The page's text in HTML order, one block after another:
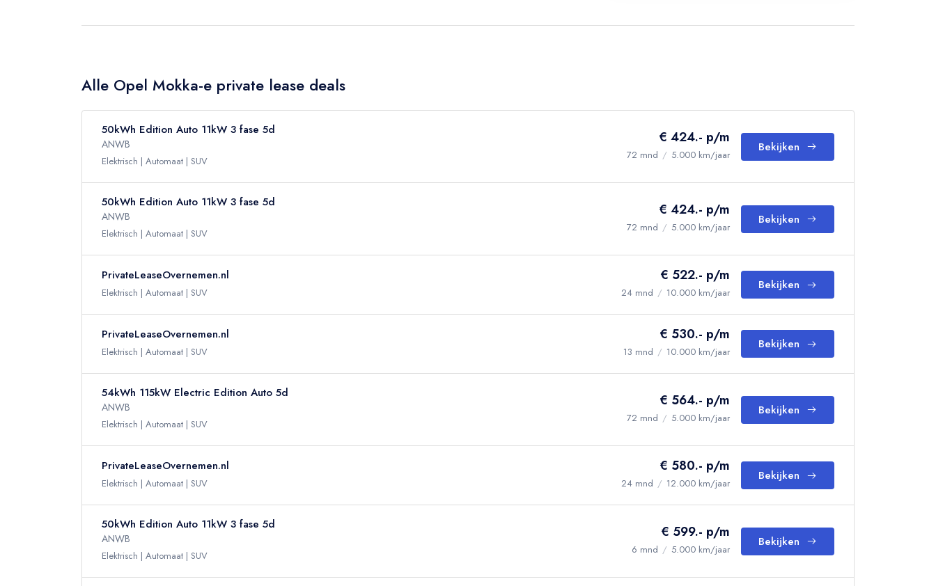
Alle Opel Mokka-e private lease deals
50kWh Edition Auto 11kW 3 fase 5d
ANWB
Elektrisch Automaat SUV
€ 424.- p/m
72 mnd / 5.000 km/jaar
Bekijken
50kWh Edition Auto 11kW 3 fase 5d
ANWB
Elektrisch Automaat SUV
€ 424.- p/m
72 mnd / 5.000 km/jaar
Bekijken
PrivateLeaseOvernemen.nl
Elektrisch Automaat SUV
€ 522.- p/m
24 mnd / 10.000 km/jaar
Bekijken
PrivateLeaseOvernemen.nl
Elektrisch Automaat SUV
€ 530.- p/m
13 mnd / 10.000 km/jaar
Bekijken
54kWh 115kW Electric Edition Auto 5d
ANWB
Elektrisch Automaat SUV
€ 564.- p/m
72 mnd / 5.000 km/jaar
Bekijken
PrivateLeaseOvernemen.nl
Elektrisch Automaat SUV
€ 580.- p/m
24 mnd / 12.000 km/jaar
Bekijken
50kWh Edition Auto 11kW 3 fase 5d
ANWB
Elektrisch Automaat SUV
€ 599.- p/m
6 mnd / 5.000 km/jaar
Bekijken